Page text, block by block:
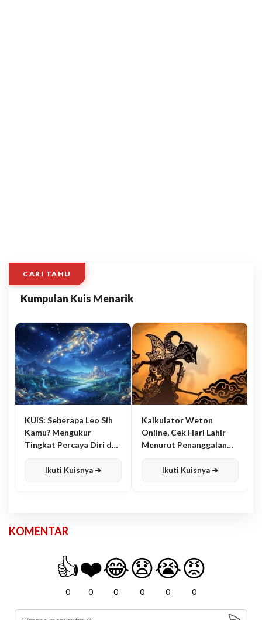
CARI TAHU
Kumpulan Kuis Menarik
KUIS: Seberapa Leo Sih
Kamu? Mengukur
Tingkat Percaya Diri dan
Ikuti Kuisnya ➔
Kalkulator Weton
Online, Cek Hari Lahir
Menurut Penanggalan
Ikuti Kuisnya ➔
KOMENTAR
👍
0
❤️
0
😂
0
😧
0
😭
0
😡
0